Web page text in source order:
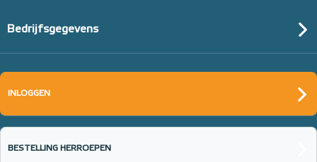
Bedrijfsgegevens
INLOGGEN
BESTELLING HERROEPEN